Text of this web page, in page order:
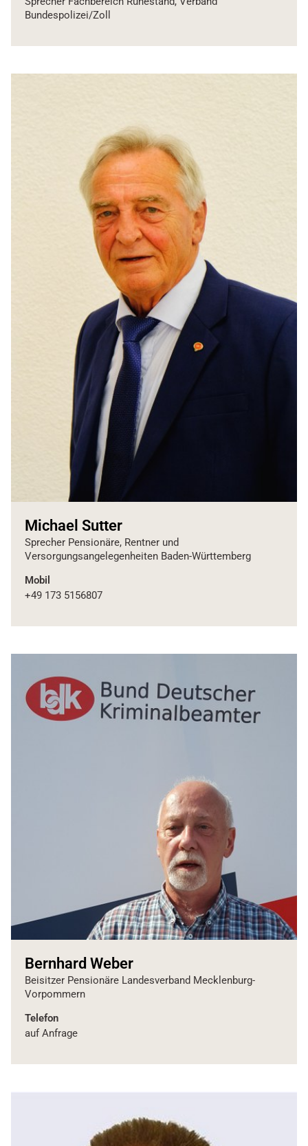
Bundespolizei/Zoll
Michael Sutter
Sprecher Pensionäre, Rentner und
Versorgungsangelegenheiten Baden-Württemberg
Mobil
+49 173 5156807
Bernhard Weber
Beisitzer Pensionäre Landesverband Mecklenburg-
Vorpommern
Telefon
auf Anfrage